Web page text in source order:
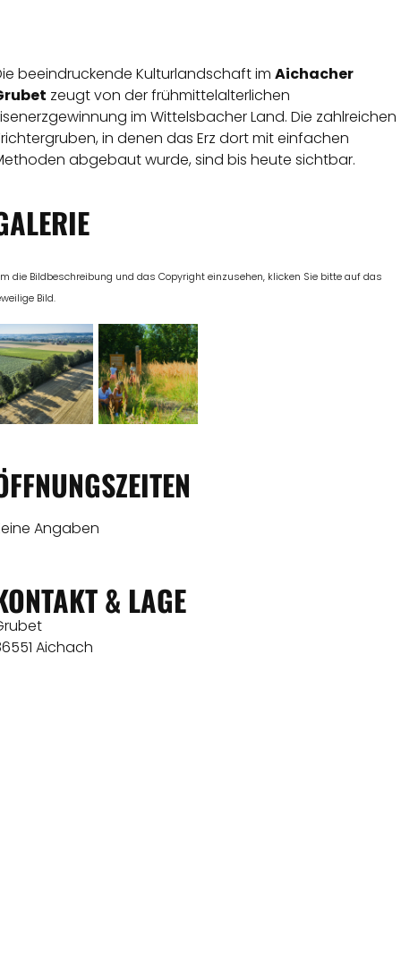
beeindruckende Kulturlandschaft im Aichacher
zeugt von der frühmittelalterlichen
im Wittelsbacher Land. Die zahlreichen
in denen das Erz dort mit einfachen
abgebaut wurde, sind bis heute sichtbar.
die Bildbeschreibung und das Copyright einzusehen, klicken Sie bitte auf das
Bild.
Angaben
& LAGE
Aichach